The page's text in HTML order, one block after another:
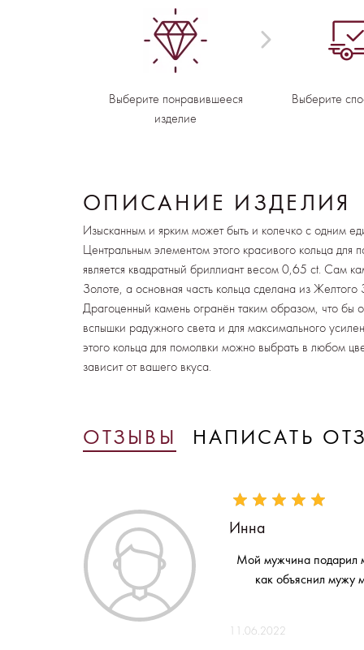
Выберите понравившееся
изделие
Выберите
ОПИСАНИЕ ИЗДЕЛИЯ
Изысканным и ярким может быть и колечко с одним
Центральным элементом этого красивого кольца для
является квадратный бриллиант весом 0,65 ct. Сам
Золоте, а основная часть кольца сделана из
Драгоценный камень огранён таким образом, что бы
вспышки радужного света и для максимального
этого кольца для помолвки можно выбрать в любом
зависит от вашего вкуса.
ОТЗЫВЫ НАПИСАТЬ
Инна
Мой мужчина подарил
как объяснил мужу
11.06.2022